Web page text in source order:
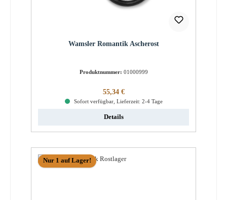
Wamsler Romantik Ascherost
Produktnummer: 01000999
Regulärer Preis:
55,34 €
Sofort verfügbar, Lieferzeit: 2-4 Tage
Details
Nur 1 auf Lager!